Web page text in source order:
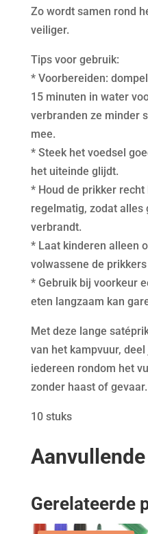
Zo wordt samen rond
veiliger.
Tips voor gebruik:
* Voorbereiden:
15 minuten in water
verbranden ze minder
mee.
* Steek het voedsel
het uiteinde glijdt.
* Houd de prikker
regelmatig, zodat
verbrandt.
* Laat kinderen alleen
volwassene de
* Gebruik bij voorkeur
eten langzaam kan
Met deze lange
van het kampvuur,
iedereen rondom het
zonder haast of gevaar.
10 stuks
Gerelateerde